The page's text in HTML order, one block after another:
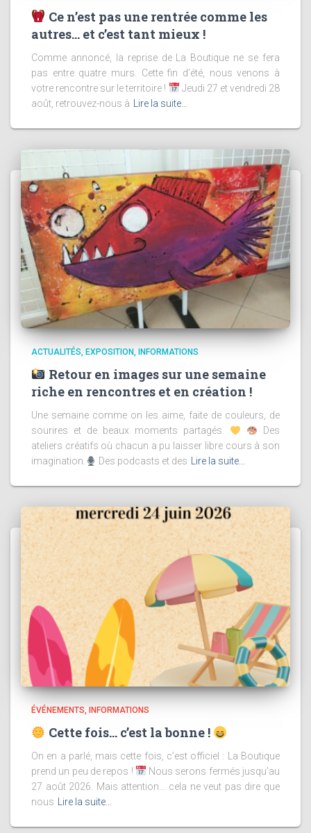
Ce n’est pas une rentrée comme les
autres… et c’est tant mieux !
Comme annoncé, la reprise de La Boutique ne se fera
pas entre quatre murs. Cette fin d’été, nous venons à
votre rencontre sur le territoire !
Jeudi 27 et vendredi 28
août, retrouvez-nous à
Lire la suite…
ACTUALITÉS EXPOSITION INFORMATIONS
Retour en images sur une semaine
riche en rencontres et en création !
Une semaine comme on les aime, faite de couleurs, de
sourires et de beaux moments partagés.
Des
ateliers créatifs où chacun a pu laisser libre cours à son
imagination.
Des podcasts et des Lire la suite…
ÉVÉNEMENTS INFORMATIONS
Cette fois… c’est la bonne !
On en a parlé, mais cette fois, c’est officiel : La Boutique
prend un peu de repos !
Nous serons fermés jusqu’au
27 août 2026. Mais attention… cela ne veut pas dire que
nous
Lire la suite…